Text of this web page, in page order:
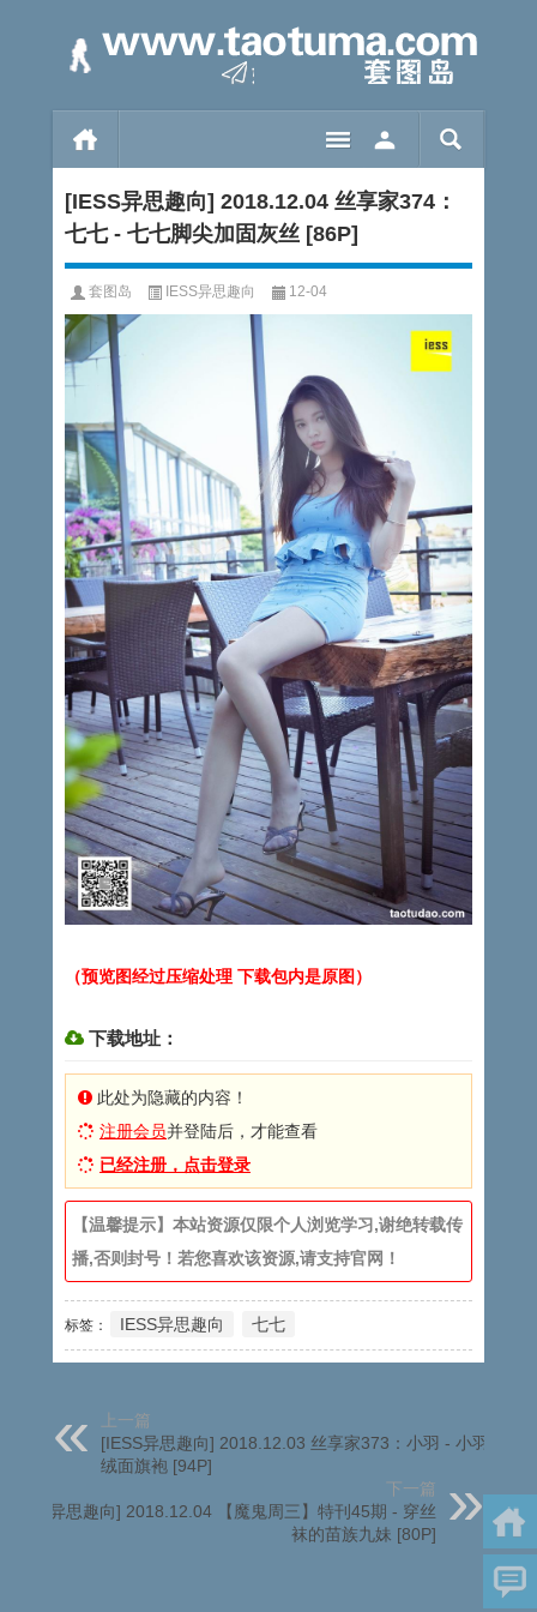
[IESS异思趣向] 2018.12.04 丝享家374：
七七 - 七七脚尖加固灰丝 [86P]
套图岛 IESS异思趣向 12-04
（预览图经过压缩处理 下载包内是原图）
下载地址：
此处为隐藏的内容！
注册会员并登陆后，才能查看
已经注册，点击登录
【温馨提示】本站资源仅限个人浏览学习,谢绝转载传
播,否则封号！若您喜欢该资源,请支持官网！
标签： IESS异思趣向 七七
上一篇
[IESS异思趣向] 2018.12.03 丝享家373：小羽 - 小羽黑色
绒面旗袍 [94P]
下一篇
[IESS异思趣向] 2018.12.04 【魔鬼周三】特刊45期 - 穿丝
袜的苗族九妹 [80P]